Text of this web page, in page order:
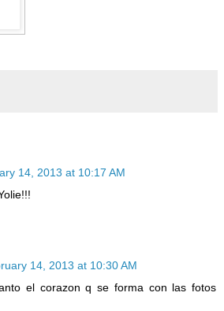
14, 2013 at 10:17 AM
14, 2013 at 10:30 AM
el corazon q se forma con las fotos